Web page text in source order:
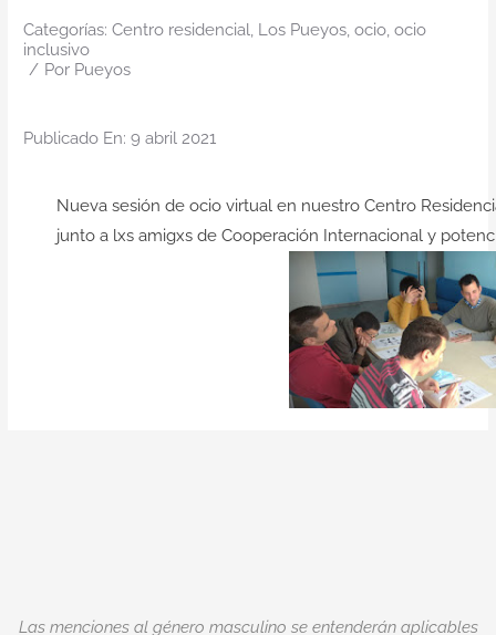
Categorías: Centro residencial, Los Pueyos, ocio, ocio
inclusivo
/ Por Pueyos
Publicado En: 9 abril 2021
Nueva sesión de ocio virtual en nuestro Centro
junto a lxs amigxs de Cooperación Internacional y
Las menciones al género masculino se entenderán aplicables